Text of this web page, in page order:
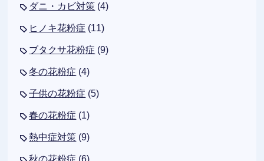
ダニ・カビ対策 (4)
ヒノキ花粉症 (11)
ブタクサ花粉症 (9)
冬の花粉症 (4)
子供の花粉症 (5)
春の花粉症 (1)
熱中症対策 (9)
秋の花粉症 (6)